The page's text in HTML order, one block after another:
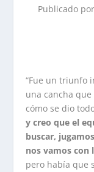
Publicado por
“Fue un triunfo
una cancha
cómo se dio
y creo que el
buscar,
nos vamos con
pero había que